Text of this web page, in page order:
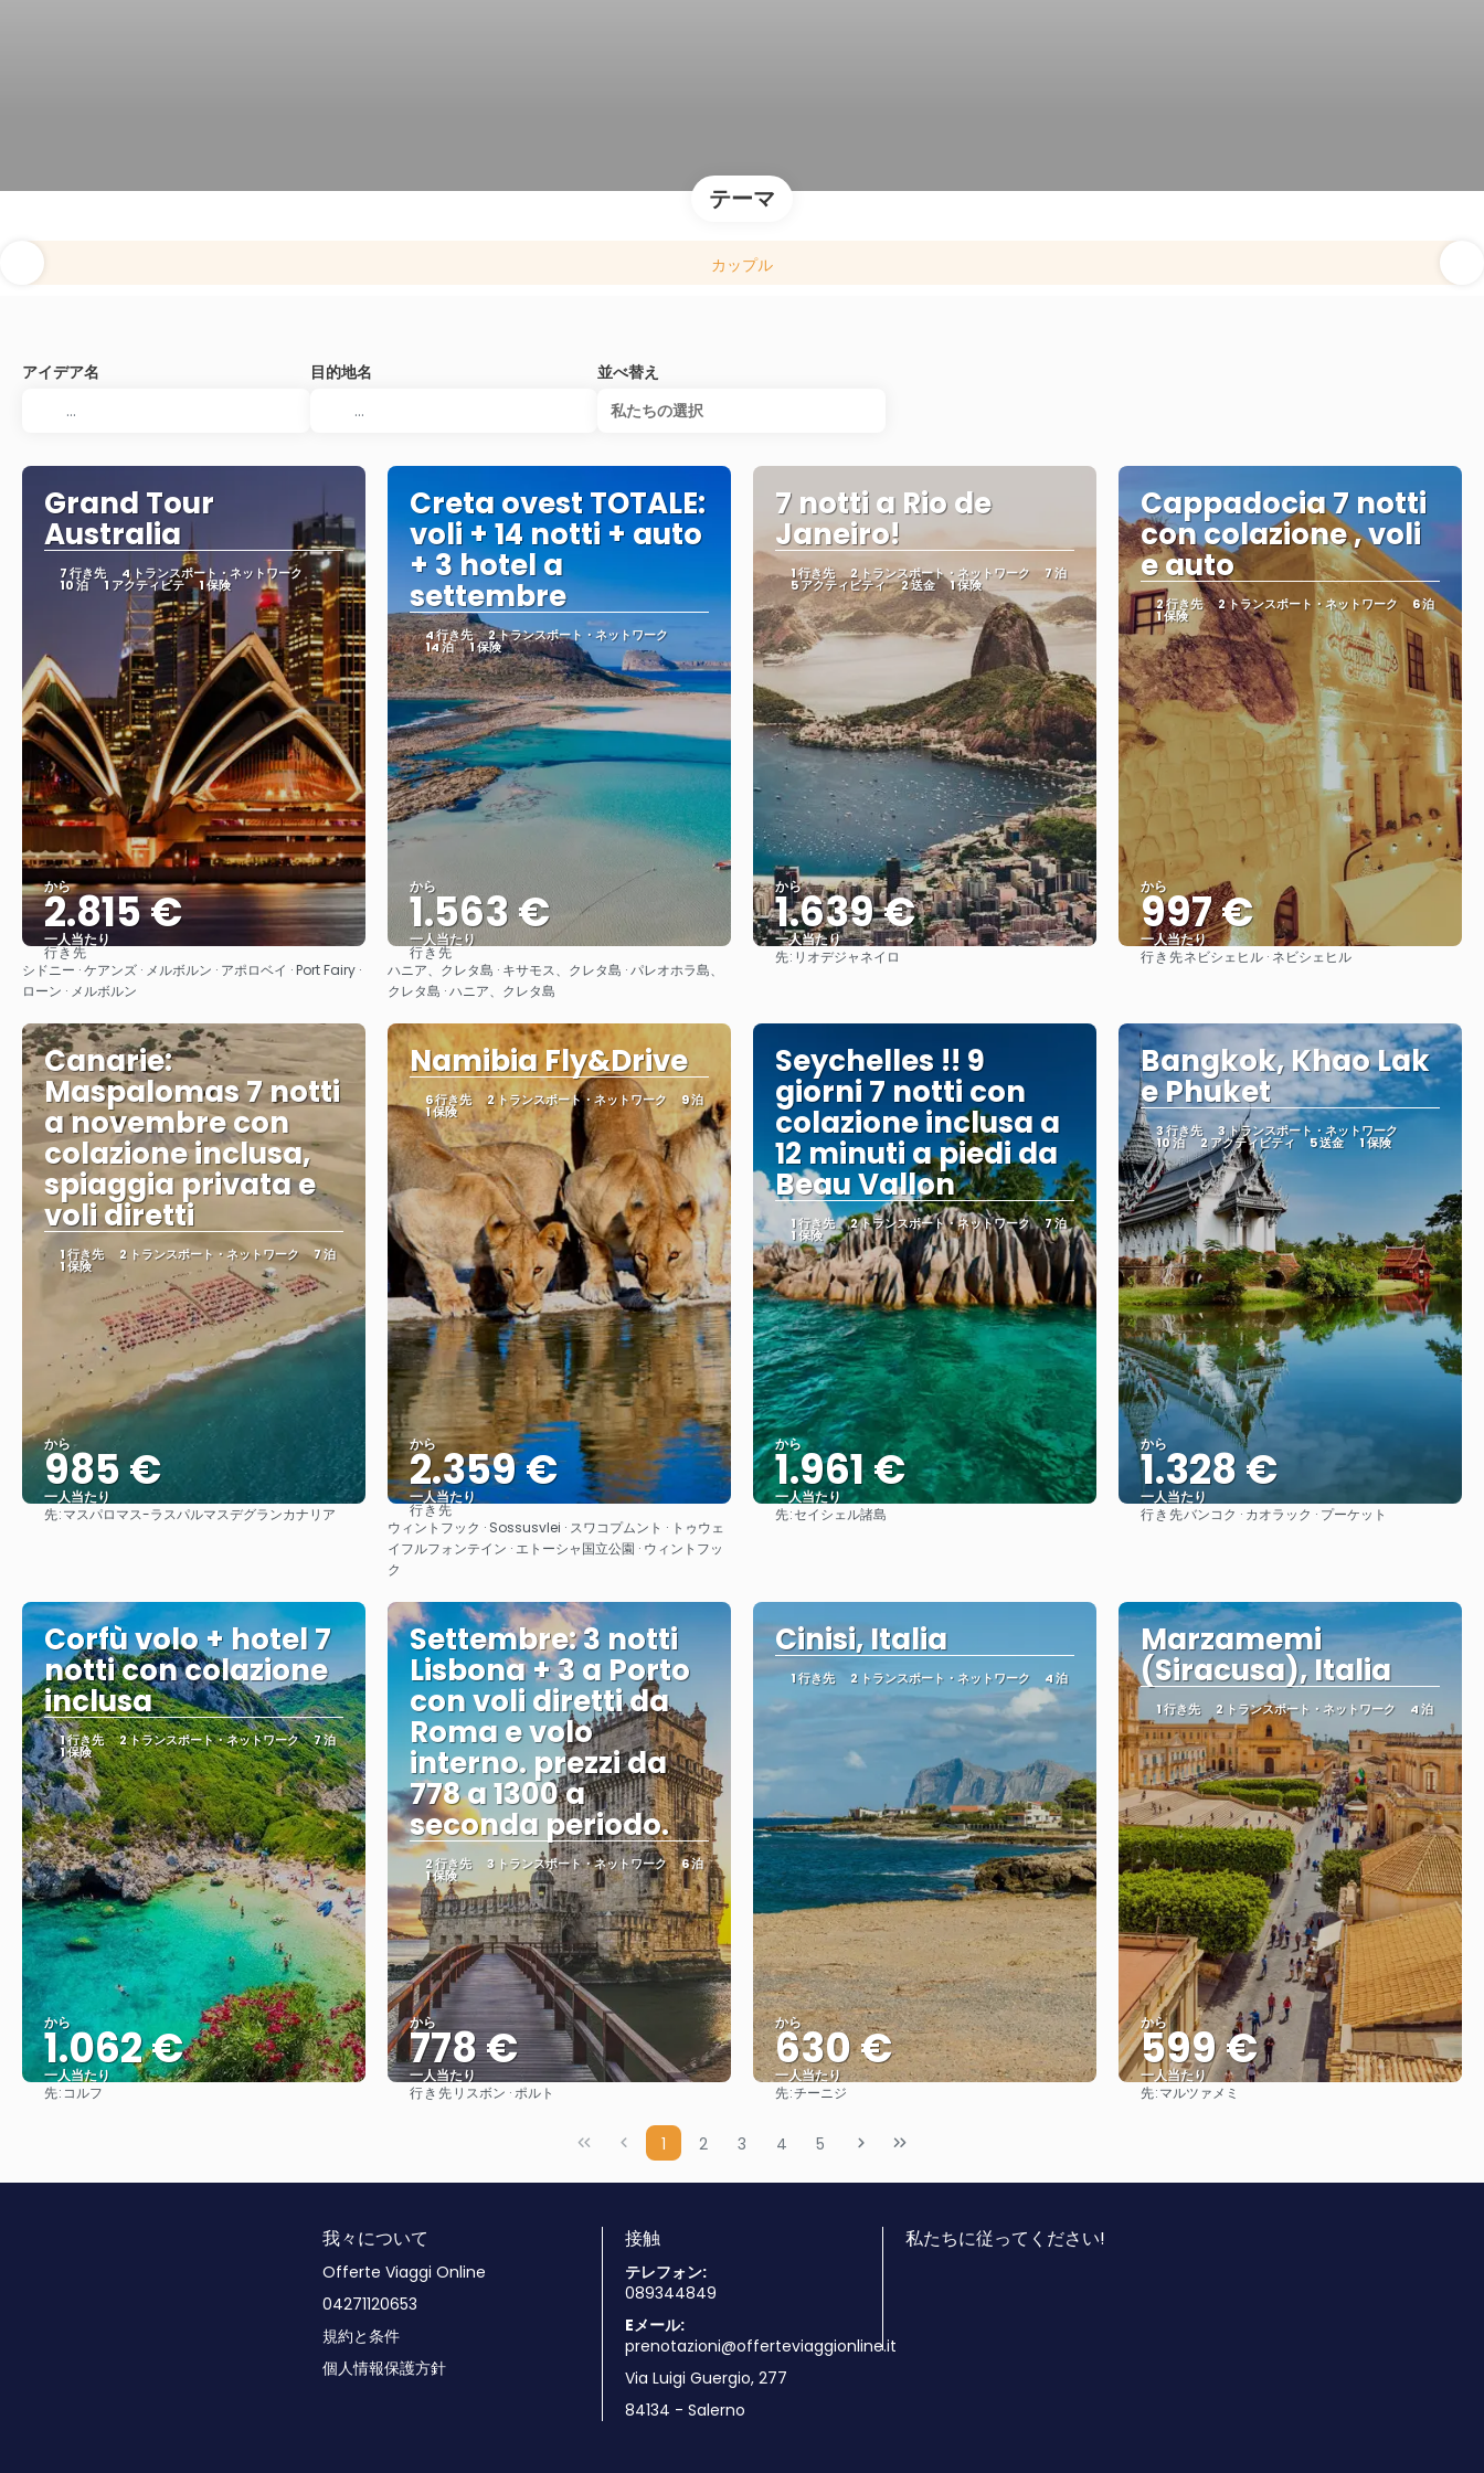
テーマ
カップル
アイデア名 目的地名
並べ替え
私たちの選択
Grand Tour
Australia
7 行き先 4 トランスポート・ネットワーク
10 泊 1 アクティビテ 1 保険
から
2.815 €
一人当たり
見る
行き先
シドニー · ケアンズ · メルボルン · アポロベイ · Port Fairy ·
ローン · メルボルン
Creta ovest TOTALE:
voli + 14 notti + auto
+ 3 hotel a
settembre
4 行き先 2 トランスポート・ネットワーク
14 泊 1 保険
から
1.563 €
一人当たり
見る
行き先
ハニア、クレタ島 · キサモス、クレタ島 · パレオホラ島、
クレタ島 · ハニア、クレタ島
7 notti a Rio de
Janeiro!
1 行き先 2 トランスポート・ネットワーク 7 泊
5 アクティビティ 2 送金 1 保険
から
1.639 €
一人当たり
先: リオデジャネイロ
Cappadocia 7 notti
con colazione , voli
e auto
2 行き先 2 トランスポート・ネットワーク 6 泊
1 保険
から
997 €
一人当たり
見る
行き先ネビシェヒル · ネビシェヒル
Canarie:
Maspalomas 7 notti
a novembre con
colazione inclusa,
spiaggia privata e
voli diretti
1 行き先 2 トランスポート・ネットワーク 7 泊
1 保険
から
985 €
一人当たり
見る
先:マスパロマス-ラスパルマスデグランカナリア
Namibia Fly&Drive
6 行き先 2 トランスポート・ネットワーク 9 泊
1 保険
から
2.359 €
一人当たり
見る
行き先
ウィントフック · Sossusvlei · スワコプムント · トゥウェ
イフルフォンテイン · エトーシャ国立公園 · ウィントフッ
ク
Seychelles !! 9
giorni 7 notti con
colazione inclusa a
12 minuti a piedi da
Beau Vallon
1 行き先 2 トランスポート・ネットワーク 7 泊
1 保険
から
1.961 €
一人当たり
先:セイシェル諸島
Bangkok, Khao Lak
e Phuket
3 行き先 3 トランスポート・ネットワーク
10 泊 2 アクティビティ 5 送金 1 保険
から
1.328 €
一人当たり
見る
行き先バンコク · カオラック · プーケット
Corfù volo + hotel 7
notti con colazione
inclusa
1 行き先 2 トランスポート・ネットワーク 7 泊
1 保険
から
1.062 €
一人当たり
先:コルフ
Settembre: 3 notti
Lisbona + 3 a Porto
con voli diretti da
Roma e volo
interno. prezzi da
778 a 1300 a
seconda periodo.
2 行き先 3 トランスポート・ネットワーク 6 泊
1 保険
から
778 €
一人当たり
見る
行き先 リスボン · ポルト
Cinisi, Italia
1 行き先 2 トランスポート・ネットワーク 4 泊
から
630 €
一人当たり
先:チーニジ
Marzamemi
(Siracusa), Italia
1 行き先 2 トランスポート・ネットワーク 4 泊
から
599 €
一人当たり
先:マルツァメミ
1 2 3 4 5
我々について
Offerte Viaggi Online
04271120653
規約と条件
個人情報保護方針
接触
テレフォン:
089344849
Eメール:
prenotazioni@offerteviaggionline.it
Via Luigi Guergio, 277
84134 - Salerno
私たちに従ってください!